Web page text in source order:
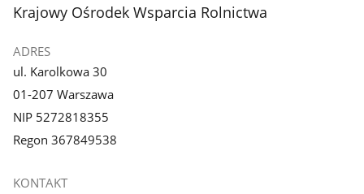
stopka
Krajowy Ośrodek Wsparcia Rolnictwa
ADRES
ul. Karolkowa 30
01-207 Warszawa
NIP 5272818355
Regon 367849538
KONTAKT